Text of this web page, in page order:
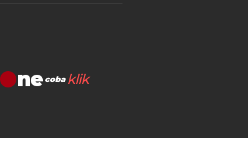
coba klik